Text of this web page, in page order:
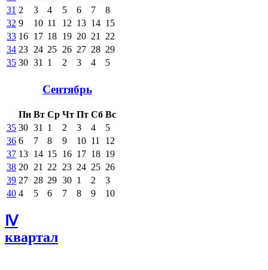
31 2 3 4 5 6 7
8
32 9 10 11 12 13 14 15
33 16 17 18 19 20 21
22
34 23 24 25 26 27 28 29
35 30 31 1 2 3 4 5
Сентябрь
Пн Вт Ср Чт Пт Сб Вс
35 30 31 1 2 3 4
5
36 6 7 8 9 10 11
12
37 13 14 15 16 17 18 19
38 20 21 22 23 24 25 26
39 27 28 29 30 1 2
3
40 4 5 6 7 8 9 10
Ⅳ
квартал